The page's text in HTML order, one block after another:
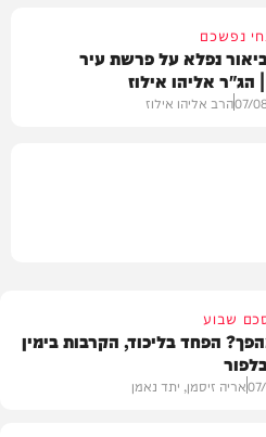
נפשכם
נפלא על פרשת עיר
הג"ר אליהו אילוז
07/הרב אליהו אילוז
שבוע
הפחד בליכוד, הקרבות בימין
אריה זיסמן, יתד נאמן